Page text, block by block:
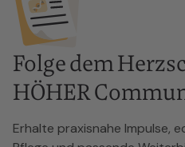
Folge dem
HÖHER
Erhalte praxisnahe Impulse,